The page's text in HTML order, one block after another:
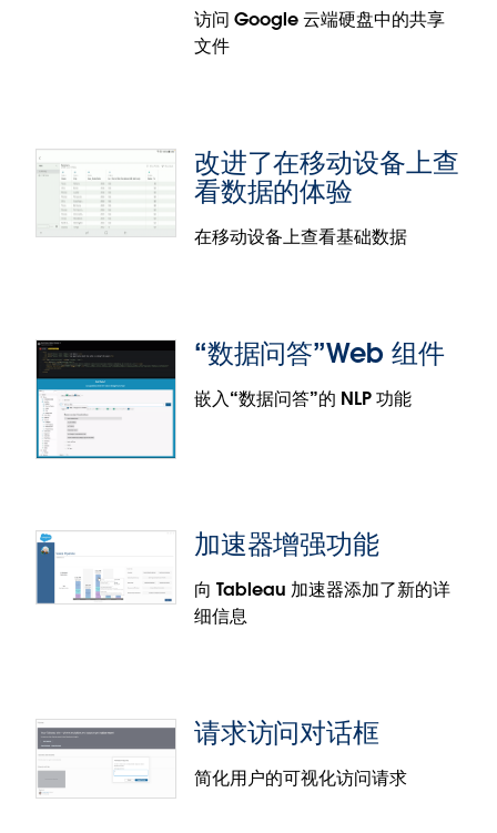
其他数据源结合使用，全面了解特定用户可以访问的
列级数据质量警告方面的改进
策的用户，我们将列 DQW 引入了数据详细信息窗格。
我们还简化了在 Tableau Catalog 中查看世系信息时
DQW 的显示方式。使用世系信息进行影响分析或数据
发现的创建者和数据管家会看到一个摘要，其中会显
访问 Google 云端硬盘中的共享
文件
的文件和共享硬盘。
改进了在移动设备上查
看数据的体验
在移动设备上查看基础数据
改进了在移动设备上查看数据的体验
基础数据，并更加深入地探索您的数据。现在，您可
以在 Tableau Mobile 中获得与 Tableau Desktop 相
同的丰富的交互式视图数据体验，而不是静态文本
“数据问答”Web 组件
嵌入“数据问答”的 NLP 功能
“数据问答”的所有功能整合到自己的应用程序中。现
在，您只需两行代码即可轻松地将 Tableau 的自然语
言处理 (NLP) 功能集成到您的分析应用程序中。
加速器增强功能
向 Tableau 加速器添加了新的详
细信息
请求访问对话框
简化用户的可视化访问请求